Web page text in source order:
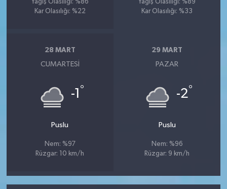
Yağış Olasılığı: %86
Kar Olasılığı: %22
Yağış Olasılığı: %89
Kar Olasılığı: %33
28 MART
CUMARTESI
-1 °
Puslu
Nem: %97
Rüzgar: 10 km/h
29 MART
PAZAR
-2°
Puslu
Nem: %96
Rüzgar: 9 km/h